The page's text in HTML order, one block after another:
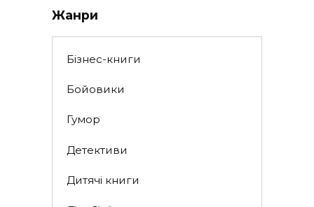
Жанри
Бізнес-книги
Бойовики
Гумор
Детективи
Дитячі книги